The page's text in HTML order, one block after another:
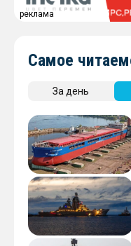
реклама
Самое
За день